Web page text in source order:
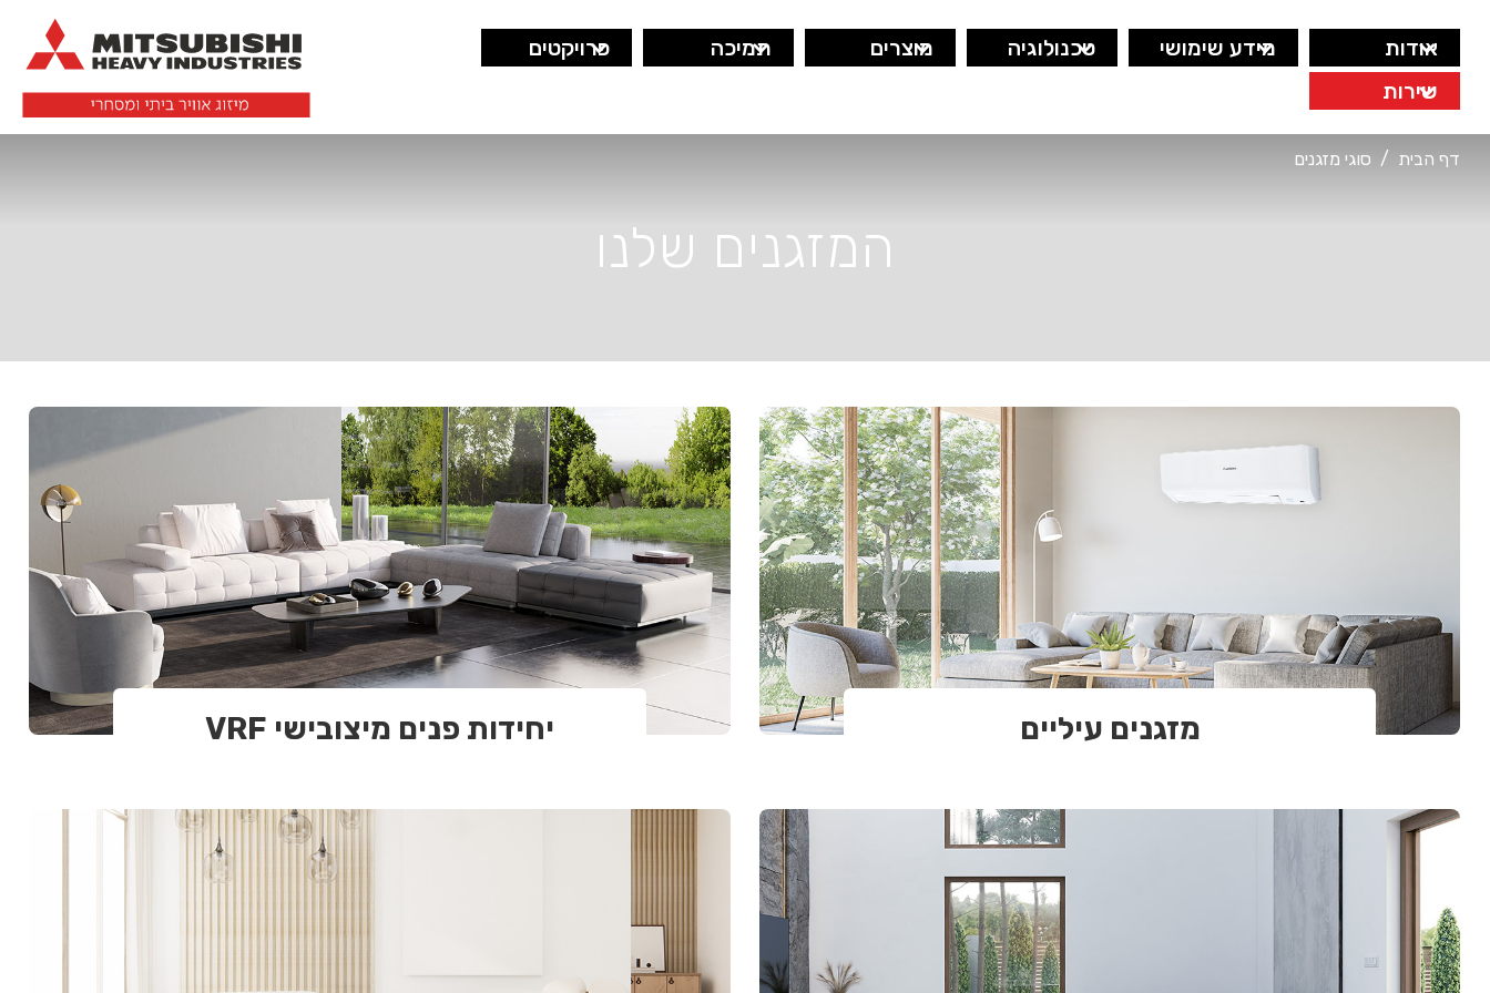
אודות מידע שימושי טכנולוגיה מוצרים תמיכה
פרויקטים
שירות
דף הבית / סוגי מזגנים
המזגנים שלנו
מזגנים עיליים יחידות פנים מיצובישי VRF